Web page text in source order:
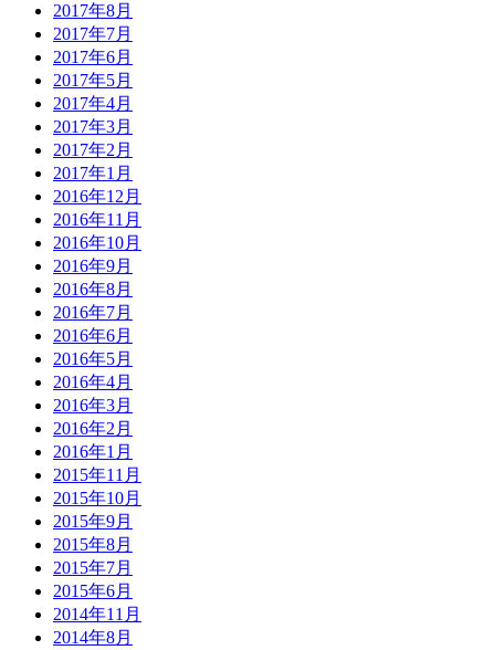
2017年8月
2017年7月
2017年6月
2017年5月
2017年4月
2017年3月
2017年2月
2017年1月
2016年12月
2016年11月
2016年10月
2016年9月
2016年8月
2016年7月
2016年6月
2016年5月
2016年4月
2016年3月
2016年2月
2016年1月
2015年11月
2015年10月
2015年9月
2015年8月
2015年7月
2015年6月
2014年11月
2014年8月